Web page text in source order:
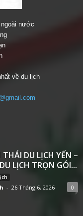
nước
về du lịch
THÁI DU LỊCH YẾN –
LỊCH TRỌN GÓI...
- 26 Tháng 6, 2026 0